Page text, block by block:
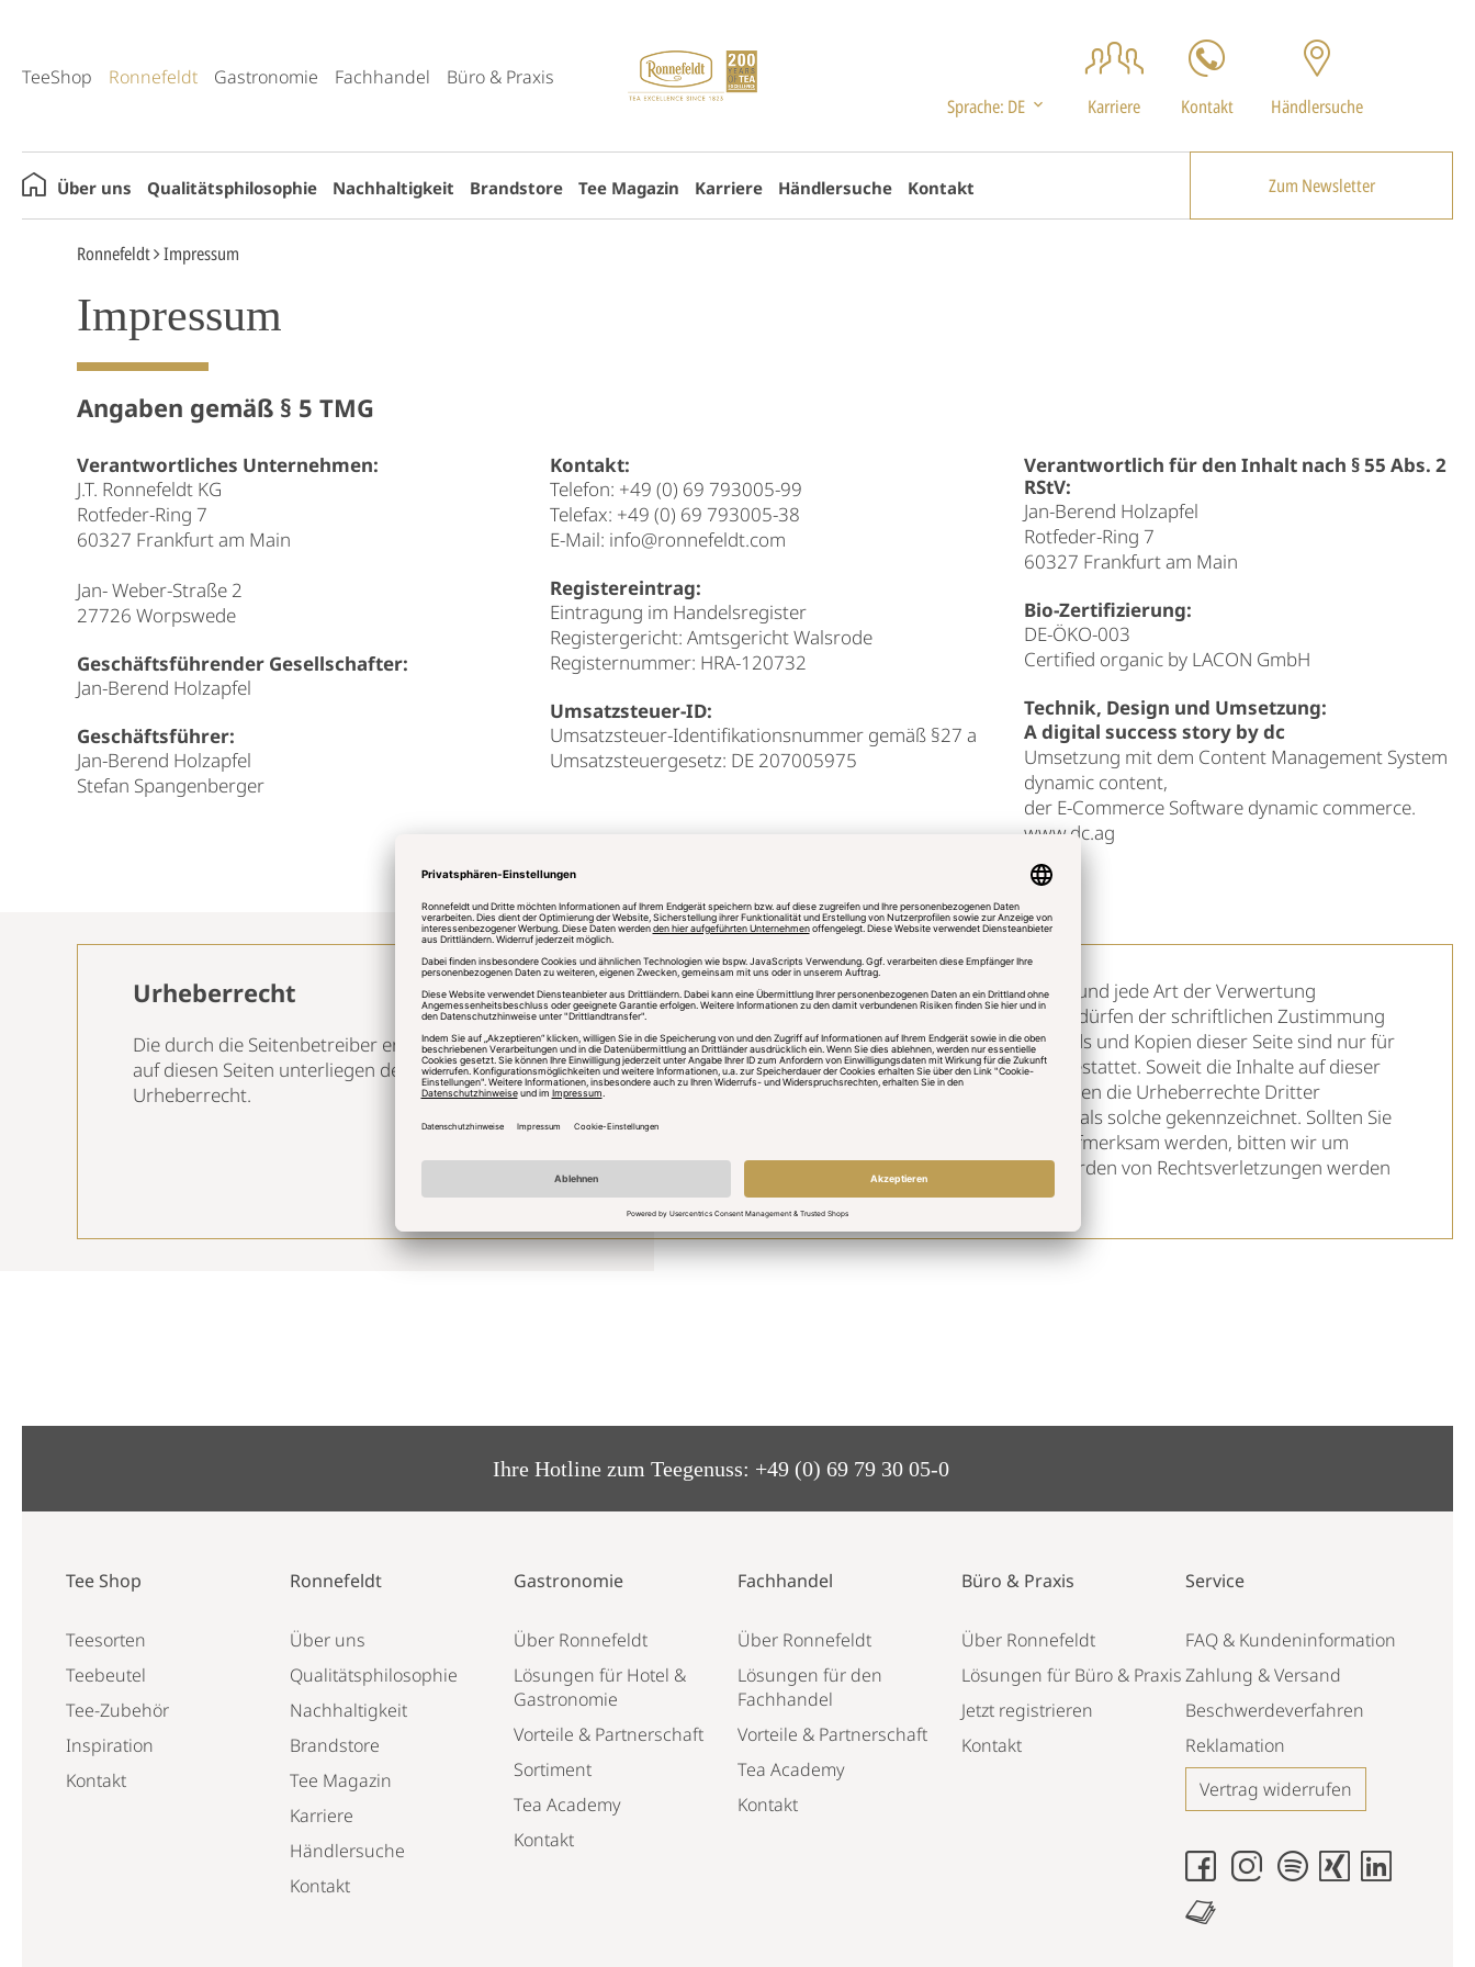
TeeShop Ronnefeldt Gastronomie Fachhandel
Büro & Praxis
Sprache: DE Karriere Kontakt Händlersuche
Über uns Qualitätsphilosophie Nachhaltigkeit Brandstore Tee Magazin Karriere Händlersuche Kontakt Zum Newsletter
Ronnefeldt Impressum
Impressum
Angaben gemäß § 5 TMG
Verantwortliches Unternehmen:
J.T. Ronnefeldt KG
Rotfeder-Ring 7
60327 Frankfurt am Main
Jan- Weber-Straße 2
27726 Worpswede
Geschäftsführender Gesellschafter:
Jan-Berend Holzapfel
Geschäftsführer:
Jan-Berend Holzapfel
Stefan Spangenberger
Kontakt:
Telefon: +49 (0) 69 793005-99
Telefax: +49 (0) 69 793005-38
E-Mail: info@ronnefeldt.com
Registereintrag:
Eintragung im Handelsregister
Registergericht: Amtsgericht Walsrode
Registernummer: HRA-120732
Umsatzsteuer-ID:
Umsatzsteuer-Identifikationsnummer gemäß §27 a
Umsatzsteuergesetz: DE 207005975
Verantwortlich für den Inhalt nach § 55 Abs. 2
RStV:
Jan-Berend Holzapfel
Rotfeder-Ring 7
60327 Frankfurt am Main
Bio-Zertifizierung:
DE-ÖKO-003
Certified organic by LACON GmbH
Technik, Design und Umsetzung:
A digital success story by dc
Umsetzung mit dem Content Management System
dynamic content,
der E-Commerce Software dynamic commerce.
www.dc.ag
Urheberrecht
Die durch die Seitenbetreiber erstellten Inhalte und Werke
auf diesen Seiten unterliegen dem deutschen
Urheberrecht.
Die Vervielfältigung, Bearbeitung, Verbreitung und jede Art der Verwertung
außerhalb der Grenzen des Urheberrechtes bedürfen der schriftlichen Zustimmung
des jeweiligen Autors bzw. Erstellers. Downloads und Kopien dieser Seite sind nur für
den privaten, nicht kommerziellen Gebrauch gestattet. Soweit die Inhalte auf dieser
Seite nicht vom Betreiber erstellt wurden, werden die Urheberrechte Dritter
beachtet. Insbesondere werden Inhalte Dritter als solche gekennzeichnet. Sollten Sie
trotzdem auf eine Urheberrechtsverletzung aufmerksam werden, bitten wir um
einen entsprechenden Hinweis. Bei Bekanntwerden von Rechtsverletzungen werden
wir derartige Inhalte umgehend entfernen.
Ihre Hotline zum Teegenuss: +49 (0) 69 79 30 05-0
Tee Shop
Teesorten
Teebeutel
Tee-Zubehör
Inspiration
Kontakt
Ronnefeldt
Über uns
Qualitätsphilosophie
Nachhaltigkeit
Brandstore
Tee Magazin
Karriere
Händlersuche
Kontakt
Gastronomie
Über Ronnefeldt
Lösungen für Hotel &
Gastronomie
Vorteile & Partnerschaft
Sortiment
Tea Academy
Kontakt
Fachhandel
Über Ronnefeldt
Lösungen für den
Fachhandel
Vorteile & Partnerschaft
Tea Academy
Kontakt
Büro & Praxis
Über Ronnefeldt
Lösungen für Büro & Praxis
Jetzt registrieren
Kontakt
Service
FAQ & Kundeninformation
Zahlung & Versand
Beschwerdeverfahren
Reklamation
Vertrag widerrufen